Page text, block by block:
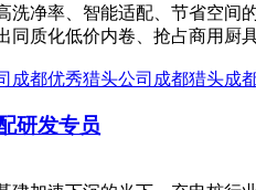
洗净率、智能适配、节省空
同质化低价内卷、抢占商用厨
成都优秀猎头公司 成都猎头成
研发专员